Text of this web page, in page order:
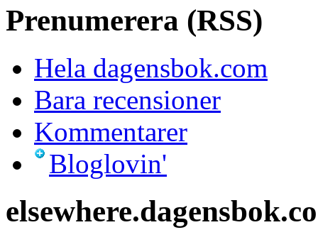
Prenumerera (RSS)
Hela dagensbok.com
Bara recensioner
Kommentarer
Bloglovin'